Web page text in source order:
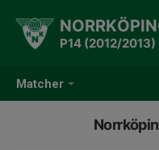
Matcher
P14 (2012/2013)